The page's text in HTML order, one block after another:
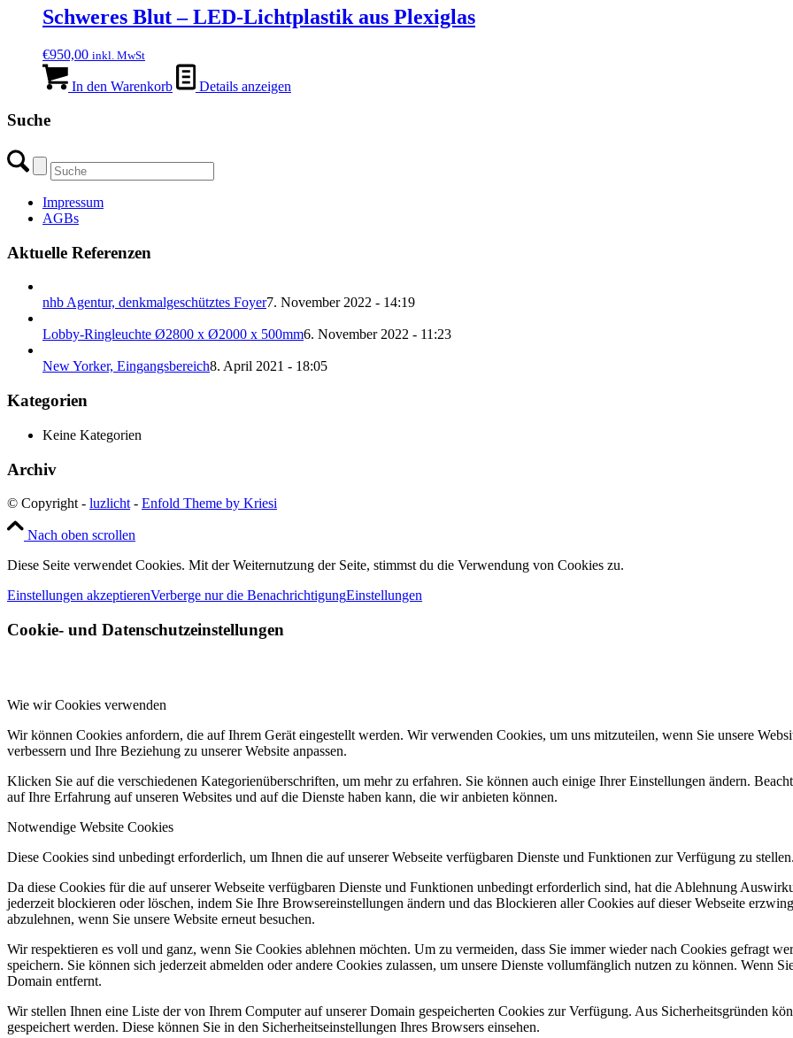
Schweres Blut – LED-Lichtplastik aus Plexiglas
€950,00 inkl. MwSt
In den Warenkorb Details anzeigen
Suche
Impressum
AGBs
Aktuelle Referenzen
nhb Agentur, denkmalgeschütztes Foyer7. November 2022 - 14:19
Lobby-Ringleuchte Ø2800 x Ø2000 x 500mm6. November 2022 - 11:23
New Yorker, Eingangsbereich8. April 2021 - 18:05
Kategorien
Keine Kategorien
Archiv
© Copyright - luzlicht - Enfold Theme by Kriesi
Nach oben scrollen
Diese Seite verwendet Cookies. Mit der Weiternutzung der Seite, stimmst du die Verwendung von Cookies zu.
Einstellungen akzeptierenVerberge nur die BenachrichtigungEinstellungen
Cookie- und Datenschutzeinstellungen
Wie wir Cookies verwenden
Wir können Cookies anfordern, die auf Ihrem Gerät eingestellt werden. Wir verwenden Cookies, um uns mitzuteilen, wenn Sie unsere
verbessern und Ihre Beziehung zu unserer Website anpassen.
Klicken Sie auf die verschiedenen Kategorienüberschriften, um mehr zu erfahren. Sie können auch einige Ihrer Einstellungen ändern.
auf Ihre Erfahrung auf unseren Websites und auf die Dienste haben kann, die wir anbieten können.
Notwendige Website Cookies
Diese Cookies sind unbedingt erforderlich, um Ihnen die auf unserer Webseite verfügbaren Dienste und Funktionen zur Verfügung zu stellen.
Da diese Cookies für die auf unserer Webseite verfügbaren Dienste und Funktionen unbedingt erforderlich sind, hat die Ablehnung
jederzeit blockieren oder löschen, indem Sie Ihre Browsereinstellungen ändern und das Blockieren aller Cookies auf dieser Webseite
abzulehnen, wenn Sie unsere Website erneut besuchen.
Wir respektieren es voll und ganz, wenn Sie Cookies ablehnen möchten. Um zu vermeiden, dass Sie immer wieder nach Cookies gefragt
speichern. Sie können sich jederzeit abmelden oder andere Cookies zulassen, um unsere Dienste vollumfänglich nutzen zu können. Wenn
Domain entfernt.
Wir stellen Ihnen eine Liste der von Ihrem Computer auf unserer Domain gespeicherten Cookies zur Verfügung. Aus Sicherheitsgründen
gespeichert werden. Diese können Sie in den Sicherheitseinstellungen Ihres Browsers einsehen.